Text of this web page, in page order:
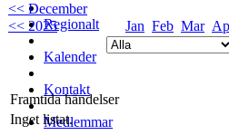
Regionalt
Kalender
Kontakt
Medlemmar
<< December
<< 2025
Jan Feb Mar
Framtida händelser
Inget listat.